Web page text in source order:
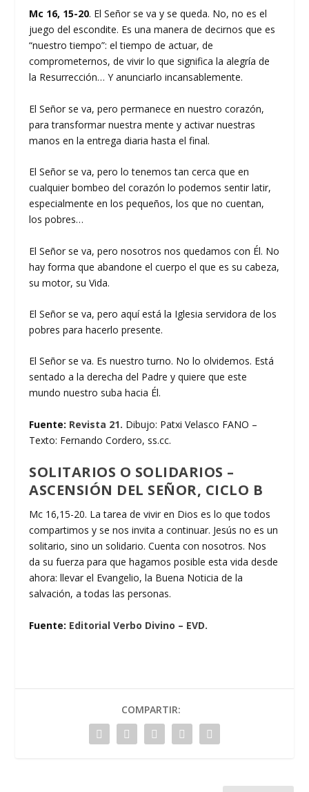
Mc 16, 15-20. El Señor se va y se queda. No, no es el
juego del escondite. Es una manera de decirnos que es
“nuestro tiempo”: el tiempo de actuar, de
comprometernos, de vivir lo que significa la alegría de
la Resurrección… Y anunciarlo incansablemente.
El Señor se va, pero permanece en nuestro corazón,
para transformar nuestra mente y activar nuestras
manos en la entrega diaria hasta el final.
El Señor se va, pero lo tenemos tan cerca que en
cualquier bombeo del corazón lo podemos sentir latir,
especialmente en los pequeños, los que no cuentan,
los pobres…
El Señor se va, pero nosotros nos quedamos con Él. No
hay forma que abandone el cuerpo el que es su cabeza,
su motor, su Vida.
El Señor se va, pero aquí está la Iglesia servidora de los
pobres para hacerlo presente.
El Señor se va. Es nuestro turno. No lo olvidemos. Está
sentado a la derecha del Padre y quiere que este
mundo nuestro suba hacia Él.
Fuente: Revista 21. Dibujo: Patxi Velasco FANO –
Texto: Fernando Cordero, ss.cc.
SOLITARIOS O SOLIDARIOS –
ASCENSIÓN DEL SEÑOR, CICLO B
Mc 16,15-20. La tarea de vivir en Dios es lo que todos
compartimos y se nos invita a continuar. Jesús no es un
solitario, sino un solidario. Cuenta con nosotros. Nos
da su fuerza para que hagamos posible esta vida desde
ahora: llevar el Evangelio, la Buena Noticia de la
salvación, a todas las personas.
Fuente: Editorial Verbo Divino – EVD.
COMPARTIR: